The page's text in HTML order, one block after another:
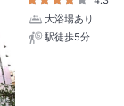
大浴場あり
駅徒歩5分